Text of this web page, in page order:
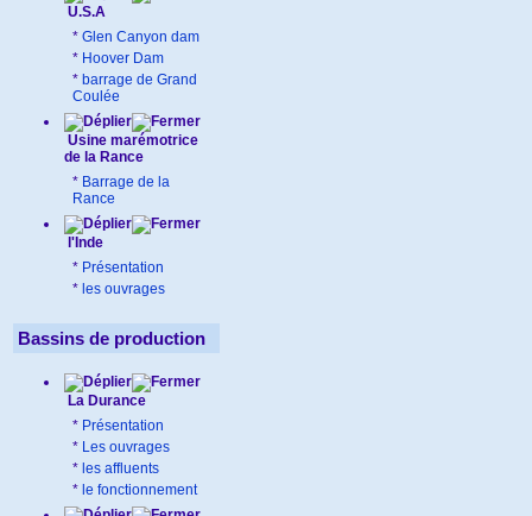
U.S.A
* Glen Canyon dam
* Hoover Dam
* barrage de Grand
Coulée
Usine marémotrice
de la Rance
* Barrage de la
Rance
l'Inde
* Présentation
* les ouvrages
Bassins de production
La Durance
* Présentation
* Les ouvrages
* les affluents
* le fonctionnement